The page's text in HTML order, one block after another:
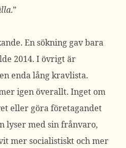
.”
En sökning gav bara
2014. I övrigt är
enda lång kravlista.
igen överallt. Inget om
eller göra företagandet
lyser med sin frånvaro,
mer socialistiskt och mer